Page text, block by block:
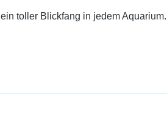
toller Blickfang in jedem Aquarium.